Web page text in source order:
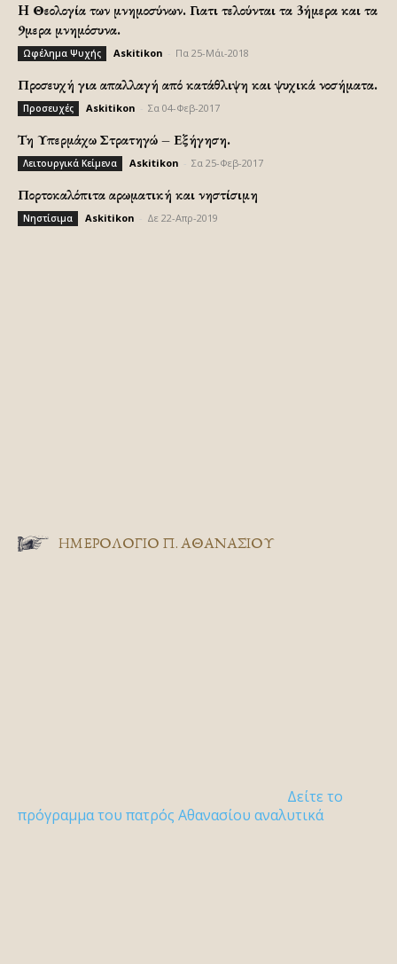
H Θεολογία των μνημοσύνων. Γιατι τελούνται τα 3ήμερα και τα
9μερα μνημόσυνα.
Ωφέλημα Ψυχής Askitikon Πα 25-Μάι-2018
Προσευχή για απαλλαγή από κατάθλιψη και ψυχικά νοσήματα.
Προσευχές Askitikon Σα 04-Φεβ-2017
Τη Υπερμάχω Στρατηγώ – Εξήγηση.
Λειτουργικά Κείμενα Askitikon Σα 25-Φεβ-2017
Πορτοκαλόπιτα αρωματική και νηστίσιμη
Νηστίσιμα Askitikon Δε 22-Απρ-2019
ΗΜΕΡΟΛΟΓΙΟ Π. ΑΘΑΝΑΣΙΟΥ
Δείτε το
πρόγραμμα του πατρός Αθανασίου αναλυτικά